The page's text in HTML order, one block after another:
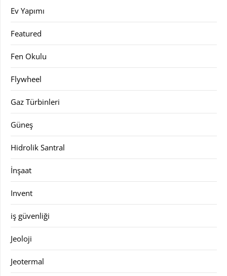
Ev Yapımı
Featured
Fen Okulu
Flywheel
Gaz Türbinleri
Güneş
Hidrolik Santral
İnşaat
Invent
iş güvenliği
Jeoloji
Jeotermal